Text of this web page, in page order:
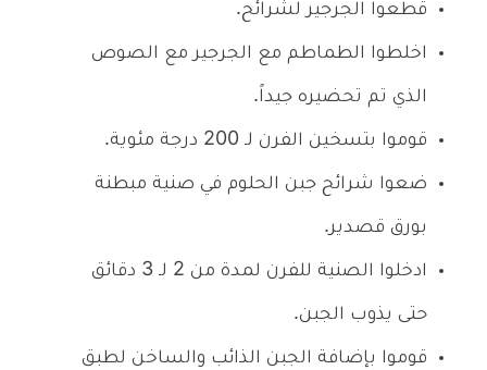
قطعوا الجرجير لشرائح.
اخلطوا الطماطم مع الجرجير مع الصوص
الذي تم تحضيره جيداً.
قوموا بتسخين الفرن لـ 200 درجة مئوية.
ضعوا شرائح جبن الحلوم في صنية مبطنة
بورق قصدير.
ادخلوا الصنية للفرن لمدة من 2 لـ 3 دقائق
حتى يذوب الجبن.
قوموا بإضافة الجبن الذائب والساخن لطبق